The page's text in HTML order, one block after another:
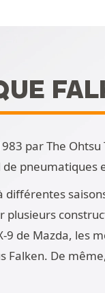
par The
pneumatiques
de Mazda, les
Falken. De